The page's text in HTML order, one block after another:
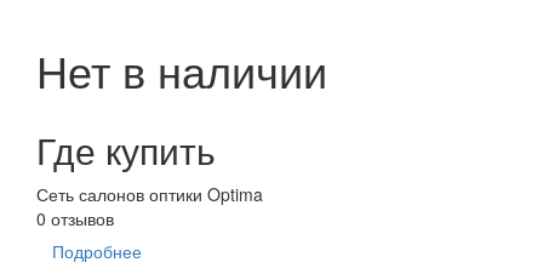
Нет в наличии
Где купить
Сеть салонов оптики Optima
0 отзывов
Подробнее